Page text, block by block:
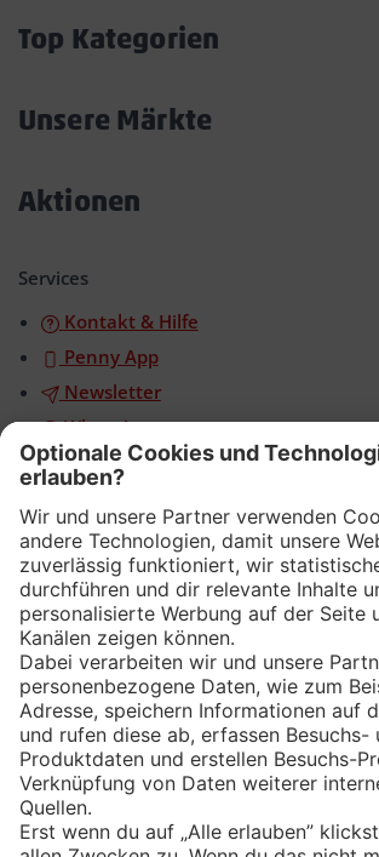
Top Kategorien
Unsere Märkte
Aktionen
Services
Kontakt & Hilfe
Penny App
Newsletter
WhatsApp
App